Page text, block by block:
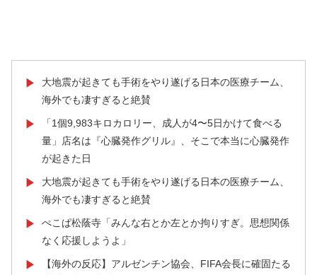
▶
大地震が起きても手術をやり遂げる日本の医療チーム、
海外でも凄すぎると絶賛
▶
「1個9,983キロカロリー、成人が4〜5日かけて食べる
量」店名は『心臓発作グリル』、そこで本当に心臓発作
が起きた日
▶
大地震が起きても手術をやり遂げる日本の医療チーム、
海外でも凄すぎると絶賛
▶
ぺこぱ松蔭寺「みんな右とか左とか拘りすぎ。思想関係
なく応援しようよ」
▶
【海外の反応】アルゼンチン協会、FIFA会長に確固たる